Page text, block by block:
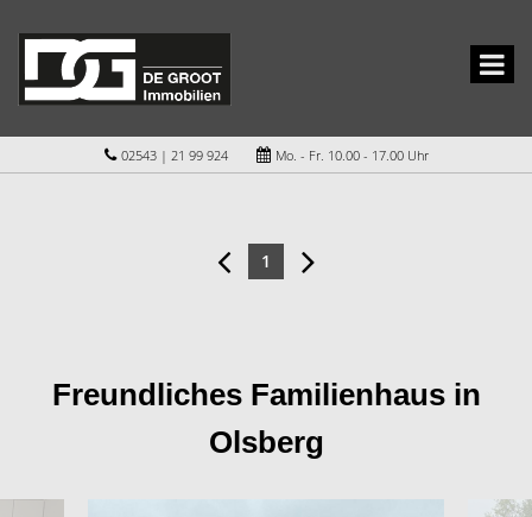
02543 | 21 99 924 Mo. - Fr. 10.00 - 17.00 Uhr
1
Freundliches Familienhaus in
Olsberg